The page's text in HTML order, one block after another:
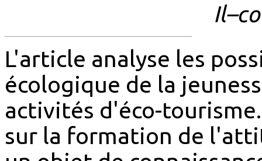
Il–
L'article analyse les
écologique de la
activités d'éco-
sur la formation de